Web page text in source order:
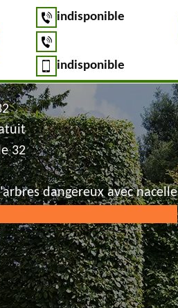
indisponible
indisponible
32
dangereux avec nacelle